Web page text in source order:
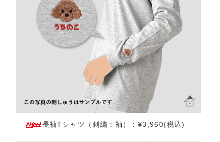
長袖Tシャツ（刺繍：袖）：¥3,960(税込)